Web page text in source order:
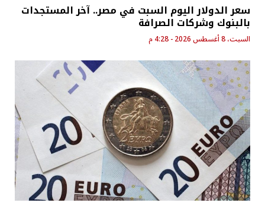
سعر الدولار اليوم السبت في مصر.. آخر المستجدات
بالبنوك وشركات الصرافة
السبت، 8 أغسطس 2026 - 4:28 م